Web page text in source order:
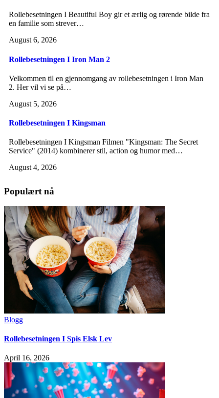
Rollebesetningen I Beautiful Boy gir et ærlig og rørende bilde fra
en familie som strever…
August 6, 2026
Rollebesetningen I Iron Man 2
Velkommen til en gjennomgang av rollebesetningen i Iron Man
2. Her vil vi se på…
August 5, 2026
Rollebesetningen I Kingsman
Rollebesetningen I Kingsman Filmen "Kingsman: The Secret
Service" (2014) kombinerer stil, action og humor med…
August 4, 2026
Populært nå
Blogg
Rollebesetningen I Spis Elsk Lev
April 16, 2026